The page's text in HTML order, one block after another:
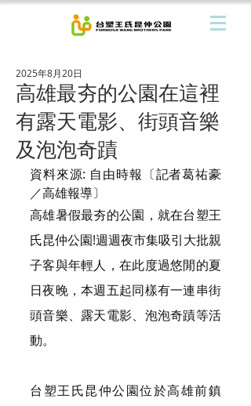
高雄最夯的公園在這裡
有露天電影、街頭音樂
及泡泡奇蹟
2025年8月20日
資料來源: 自由時報〔記者葛祐豪
／高雄報導〕
高雄暑假最夯的公園，就在台塑王
氏昆仲公園!週週夜市集吸引大批親
子客與年輕人，在此度過悠閒的夏
日夜晚，本週五起同樣有一連串街
頭音樂、露天電影、泡泡奇蹟等活
動。
台塑王氏昆仲公園位於高雄前鎮